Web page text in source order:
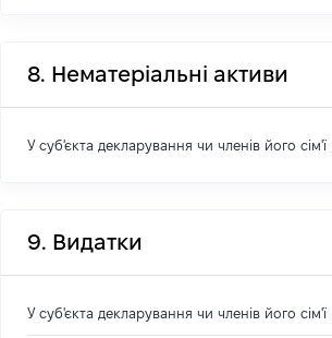
8. Нематеріальні активи
У суб'єкта декларування чи членів його
9. Видатки
У суб'єкта декларування чи членів його